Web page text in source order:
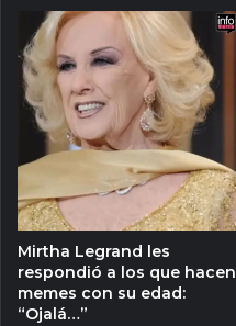
Mirtha Legrand les
respondió a los que hacen
memes con su edad:
“Ojalá…”